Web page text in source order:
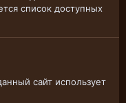
список доступных
сайт использует